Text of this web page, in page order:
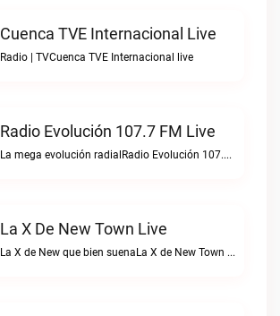
Cuenca TVE Internacional Live
Radio | TVCuenca TVE Internacional live
Radio Evolución 107.7 FM Live
La mega evolución radialRadio Evolución 107.7 FM live
La X De New Town Live
La X de New que bien suenaLa X de New Town live